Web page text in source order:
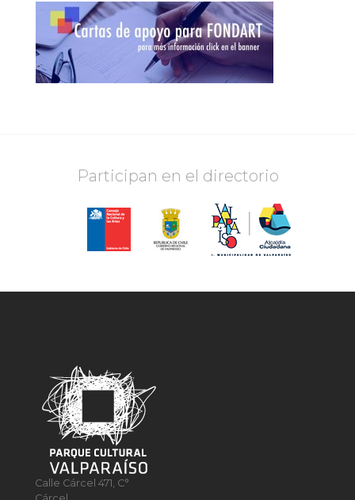
Participan en el directorio
Calle Cárcel 471, C°